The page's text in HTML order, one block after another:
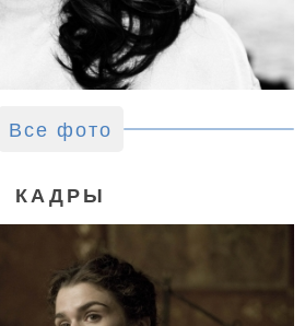
Все фото
КАДРЫ